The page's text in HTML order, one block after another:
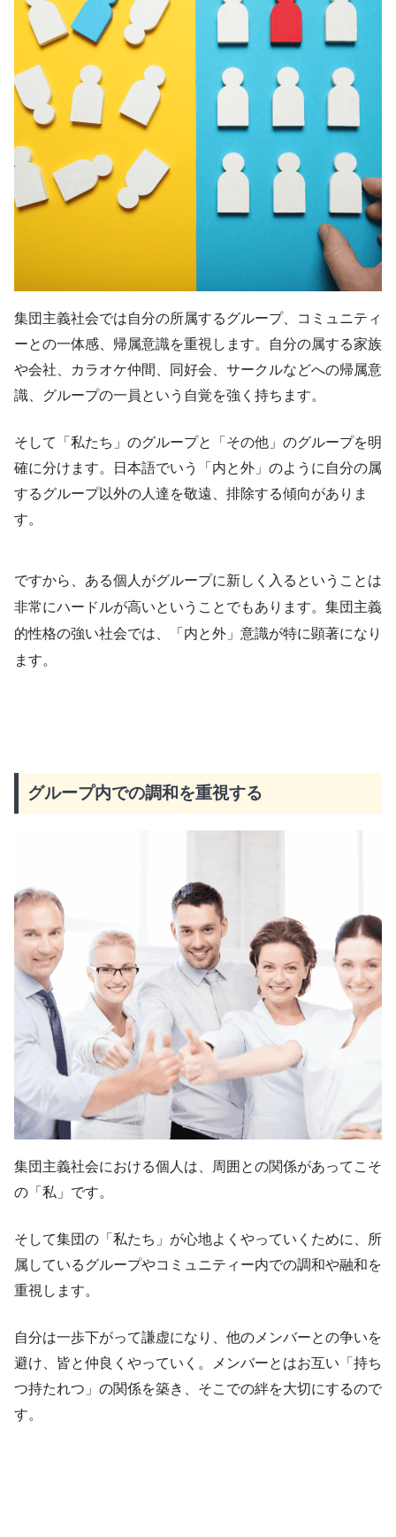
集団主義社会では自分の所属するグループ、コミュニティ
ーとの一体感、帰属意識を重視します。自分の属する家族
や会社、カラオケ仲間、同好会、サークルなどへの帰属意
識、グループの一員という自覚を強く持ちます。
​そして「私たち」のグループと「その他」のグループを明
確に分けます。日本語でいう「内と外」のように自分の属
するグループ以外の人達を敬遠、排除する傾向がありま
す。
ですから、ある個人がグループに新しく入るということは
非常にハードルが高いということでもあります。集団主義
的性格の強い社会では、「内と外」意識が特に顕著になり
ます。
グループ内での調和を重視する
集団主義社会における個人は、周囲との関係があってこそ
の「私」です。
​そして集団の「私たち」が心地よくやっていくために、所
属しているグループやコミュニティー内での調和や融和を
重視します。
​自分は一歩下がって謙虚になり、他のメンバーとの争いを
避け、皆と仲良くやっていく。メンバーとはお互い「持ち
つ持たれつ」の関係を築き、そこでの絆を大切にするので
す。